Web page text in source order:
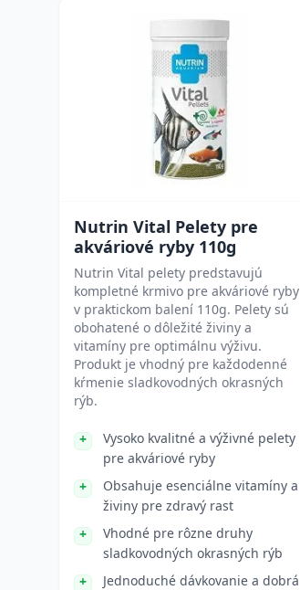
Nutrin Vital Pelety pre
akváriové ryby 110g
Nutrin Vital pelety predstavujú
kompletné krmivo pre akváriové ryby
v praktickom balení 110g. Pelety sú
obohatené o dôležité živiny a
vitamíny pre optimálnu výživu.
Produkt je vhodný pre každodenné
kŕmenie sladkovodných okrasných
rýb.
Vysoko kvalitné a výživné pelety
pre akváriové ryby
Obsahuje esenciálne vitamíny a
živiny pre zdravý rast
Vhodné pre rôzne druhy
sladkovodných okrasných rýb
Jednoduché dávkovanie a dobrá